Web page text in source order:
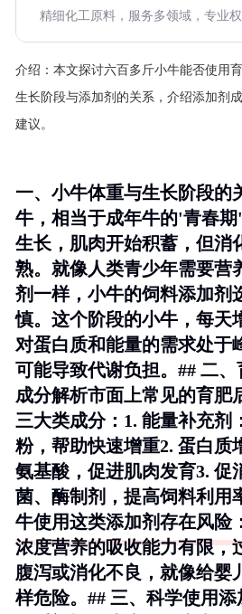
精细化工原料，服务多领域，专业权
介绍： 本文探讨六百多斤小牛能否使用
生长阶段与添加剂的关系，介绍添加剂
建议。
一、小牛体重与生长阶段的
牛，相当于成年牛的'青春
生长，肌肉开始积蓄，但消
熟。就像人类青少年需要营
剂一样，小牛的饲料添加剂
慎。这个阶段的小牛，每天
对蛋白质和能量的需求处于
可能导致代谢负担。## 二
成分解析市面上常见的育肥
三大类成分：1. 能量补充剂
粉，帮助快速增重2. 蛋白质
氨基酸，促进肌肉发育3.促
菌、酶制剂，提高饲料利用
牛使用这类添加剂存在风险
浓度营养的吸收能力有限，
腹泻或消化不良，就像给婴
样危险。## 三、科学使用